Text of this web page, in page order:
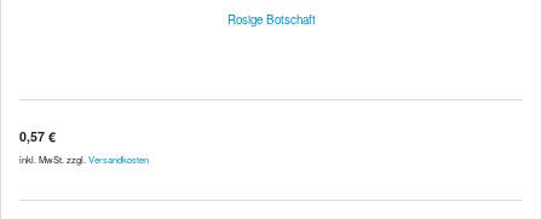
Rosige Botschaft
0,57 €
inkl. MwSt. zzgl. Versandkosten